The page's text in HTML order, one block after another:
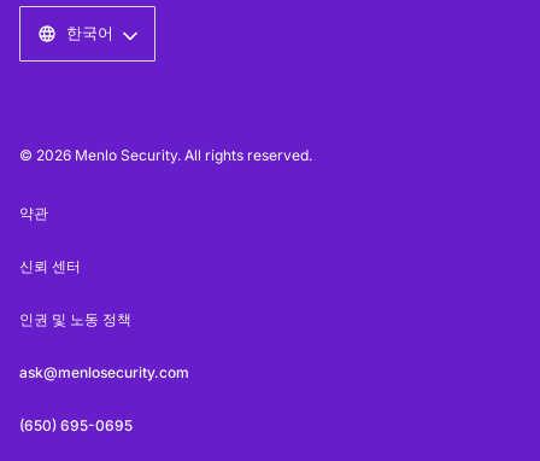
한국어
© 2026 Menlo Security. All rights reserved.
약관
신뢰 센터
인권 및 노동 정책
ask@menlosecurity.com
(650) 695-0695